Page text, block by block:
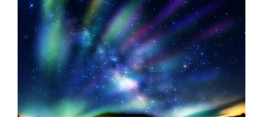
星】
意
味・
解
と
は？”
の